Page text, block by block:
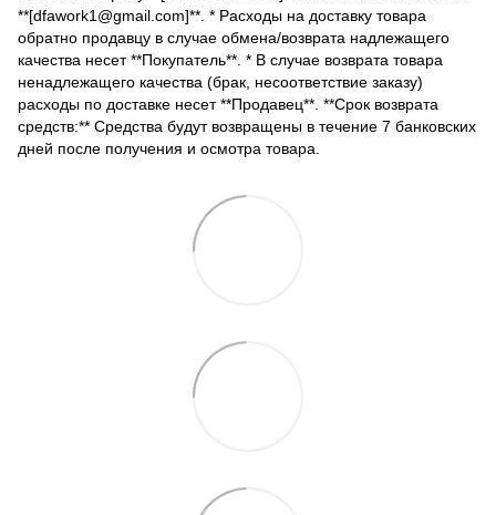
**[dfawork1@gmail.com]**. * Расходы на доставку товара
обратно продавцу в случае обмена/возврата надлежащего
качества несет **Покупатель**. * В случае возврата товара
ненадлежащего качества (брак, несоответствие заказу)
расходы по доставке несет **Продавец**. **Срок возврата
средств:** Средства будут возвращены в течение 7 банковских
дней после получения и осмотра товара.